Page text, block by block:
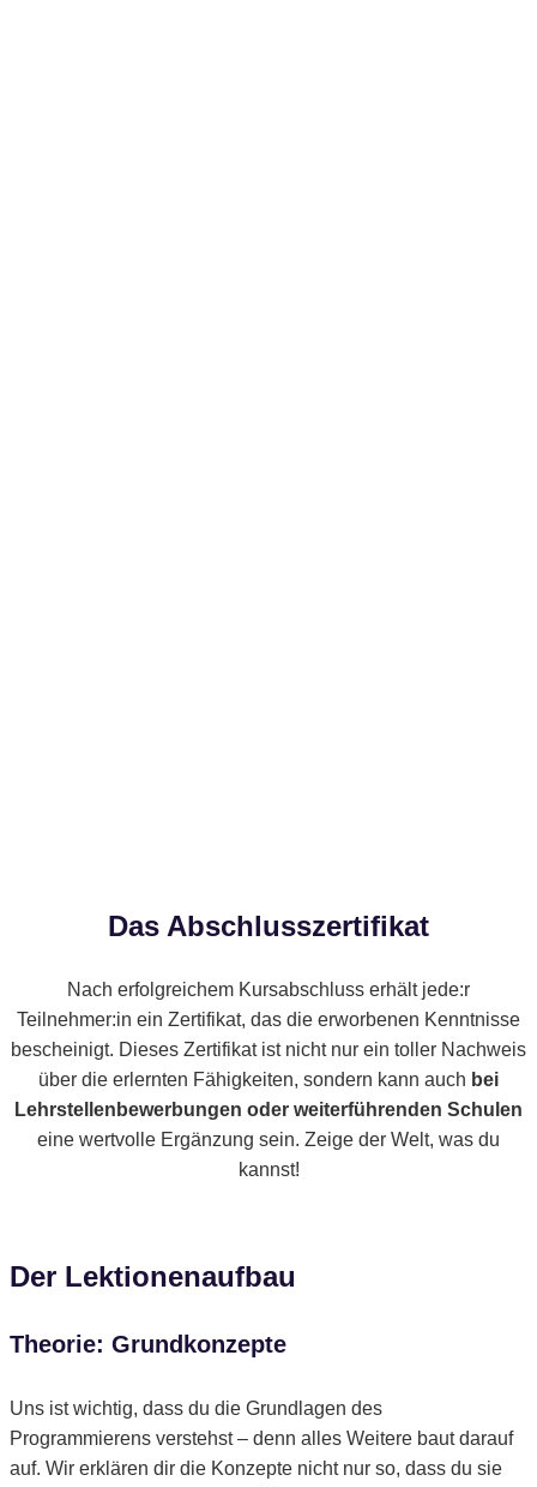
Das Abschlusszertifikat
Nach erfolgreichem Kursabschluss erhält jede:r
Teilnehmer:in ein Zertifikat, das die erworbenen Kenntnisse
bescheinigt. Dieses Zertifikat ist nicht nur ein toller Nachweis
über die erlernten Fähigkeiten, sondern kann auch bei
Lehrstellenbewerbungen oder weiterführenden Schulen
eine wertvolle Ergänzung sein. Zeige der Welt, was du
kannst!
Der Lektionenaufbau
Theorie: Grundkonzepte
Uns ist wichtig, dass du die Grundlagen des
Programmierens verstehst – denn alles Weitere baut darauf
auf. Wir erklären dir die Konzepte nicht nur so, dass du sie